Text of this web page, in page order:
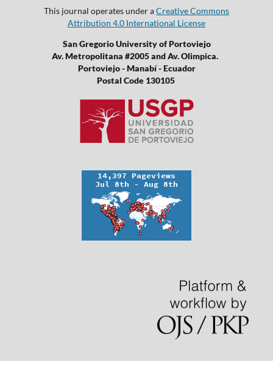
This journal operates under aCreative Commons
Attribution 4.0 International License
San Gregorio University of Portoviejo
Av. Metropolitana #2005 and Av. Olimpica.
Portoviejo - Manabí - Ecuador
Postal Code 130105